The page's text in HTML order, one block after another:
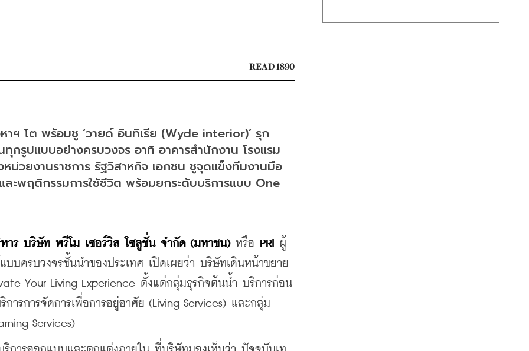
READ 1890
าฯ โต พร้อมชู ‘วายด์ อินทิเรีย (Wyde interior)’ รุก
กรูปแบบอย่างครบวงจร อาทิ อาคารสำนักงาน โรงแรม
น่วยงานราชการ รัฐวิสาหกิจ เอกชน ชูจุดแข็งทีมงานมือ
ละพฤติกรรมการใช้ชีวิต พร้อมยกระดับบริการแบบ One
าร บริษัท พรีโม เซอร์วิส โซลูชั่น จำกัด (มหาชน) หรือ PRI
ผู้
บบครบวงจรชั้นนำของประเทศ เปิดเผยว่า บริษัทเดินหน้าขยาย
Your Living Experience ตั้งแต่กลุ่มธุรกิจต้นน้ำ บริการก่อน
ารการจัดการเพื่อการอยู่อาศัย (Living Services) และกลุ่ม
Services)